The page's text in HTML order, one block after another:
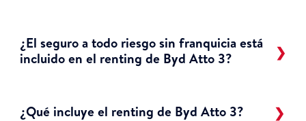
¿El seguro a todo riesgo sin franquicia está
incluido en el renting de Byd Atto 3?
¿Qué incluye el renting de Byd Atto 3?